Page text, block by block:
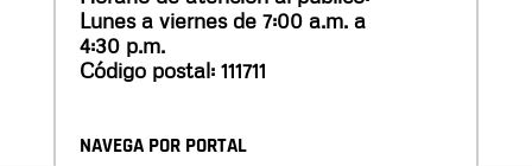
Lunes a viernes de 7:00 a.m. a
4:30 p.m.
Código postal: 111711
NAVEGA POR PORTAL